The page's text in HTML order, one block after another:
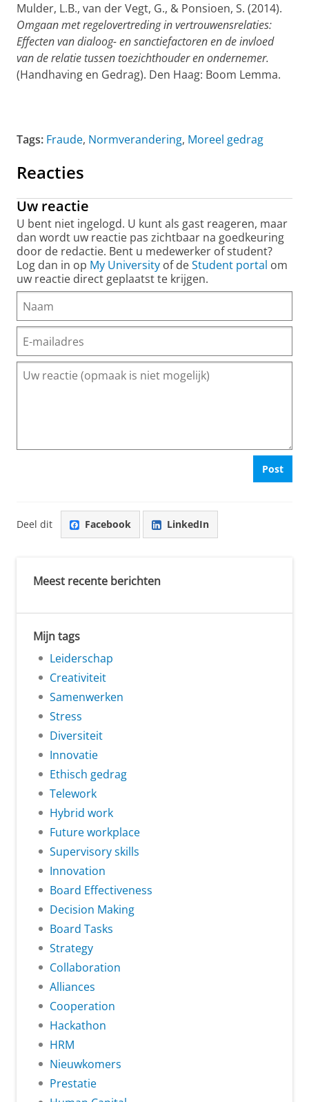
Mulder, L.B., van der Vegt, G., & Ponsioen, S. (2014).
Omgaan met regelovertreding in vertrouwensrelaties:
Effecten van dialoog- en sanctiefactoren en de invloed
van de relatie tussen toezichthouder en ondernemer.
(Handhaving en Gedrag). Den Haag: Boom Lemma.
Tags: Fraude, Normverandering, Moreel gedrag
Reacties
Uw reactie
U bent niet ingelogd. U kunt als gast reageren, maar
dan wordt uw reactie pas zichtbaar na goedkeuring
door de redactie. Bent u medewerker of student?
Log dan in op My University of deStudent portal om
uw reactie direct geplaatst te krijgen.
Post
Deel dit Facebook LinkedIn
Meest recente berichten
Mijn tags
Leiderschap
Creativiteit
Samenwerken
Stress
Diversiteit
Innovatie
Ethisch gedrag
Telework
Hybrid work
Future workplace
Supervisory skills
Innovation
Board Effectiveness
Decision Making
Board Tasks
Strategy
Collaboration
Alliances
Cooperation
Hackathon
HRM
Nieuwkomers
Prestatie